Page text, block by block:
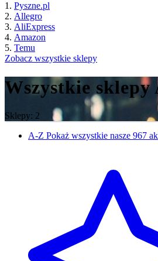
Pyszne.pl
Allegro
AliExpress
Amazon
Temu
Zobacz wszystkie sklepy
Wszystkie sklepy
Sklepy: 2
A-Z Pokaż wszystkie nasze 967